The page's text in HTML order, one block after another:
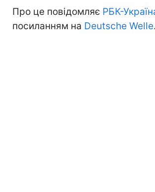
Про це повідомляє РБК-
посиланням на Deutsche Welle.